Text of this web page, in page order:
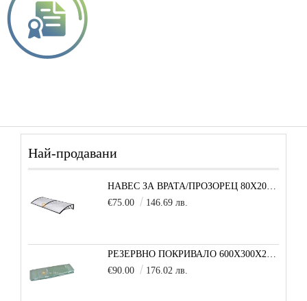
Най-продавани
НАВЕС ЗА ВРАТА/ПРОЗОРЕЦ 80Х200 СМ, ЧЕРНО-ПРОЗРАЧНО
€75.00
146.69 лв.
РЕЗЕРВНО ПОКРИВАЛО 600X300X200 CM SOLE TERRA STRONG ЗА ТУНЕЛНА ОРАНЖЕРИЯ
€90.00
176.02 лв.